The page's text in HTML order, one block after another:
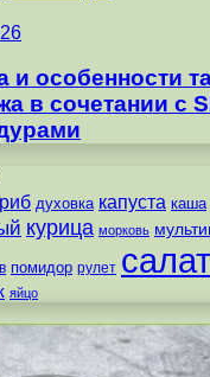
и особенности
в сочетании с
духовка капуста каша
курица морковь
помидор рулет салат
яйцо